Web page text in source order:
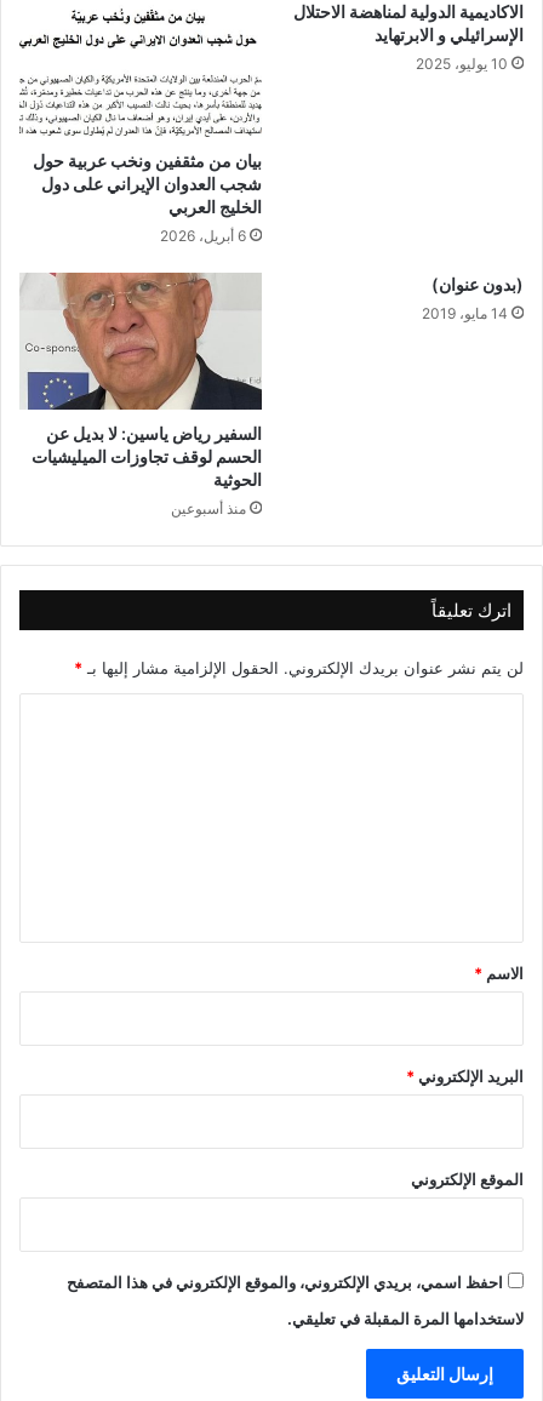
الاكاديمية الدولية لمناهضة الاحتلال
الإسرائيلي و الابرتهايد
10 يوليو، 2025
بيان من مثقفين ونخب عربية حول
شجب العدوان الإيراني على دول
الخليج العربي
6 أبريل، 2026
(بدون عنوان)
14 مايو، 2019
السفير رياض ياسين: لا بديل عن
الحسم لوقف تجاوزات الميليشيات
الحوثية
منذ أسبوعين
اترك تعليقاً
لن يتم نشر عنوان بريدك الإلكتروني. الحقول الإلزامية مشار إليها بـ *
*
الاسم *
البريد الإلكتروني*
الموقع الإلكتروني
احفظ اسمي، بريدي الإلكتروني، والموقع الإلكتروني في هذا المتصفح
لاستخدامها المرة المقبلة في تعليقي.